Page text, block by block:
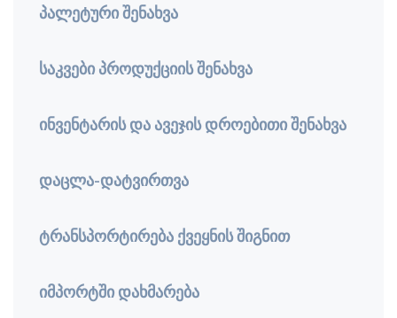
პალეტური შენახვა
საკვები პროდუქციის შენახვა
ინვენტარის და ავეჯის დროებითი შენახვა
დაცლა-დატვირთვა
ტრანსპორტირება ქვეყნის შიგნით
იმპორტში დახმარება